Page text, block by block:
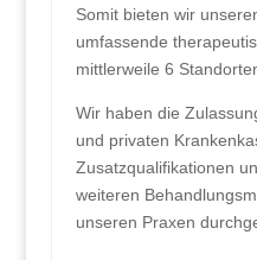
Somit bieten wir
umfassende
mittlerweile 6
Wir haben die
und privaten
Zusatzqualifikationen
weiteren
unseren Praxen